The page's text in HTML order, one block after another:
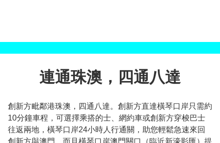
連通珠澳，四通八達
創新方毗鄰港珠澳，四通八達。創新方直達橫琴口岸只需約
10分鐘車程，可選擇乘搭的士、網約車或創新方穿梭巴士
往返兩地，橫琴口岸24小時人行通關，助您輕鬆急速來回
創新方與澳門。而且橫琴口岸澳門關口（臨近新濠影匯）提